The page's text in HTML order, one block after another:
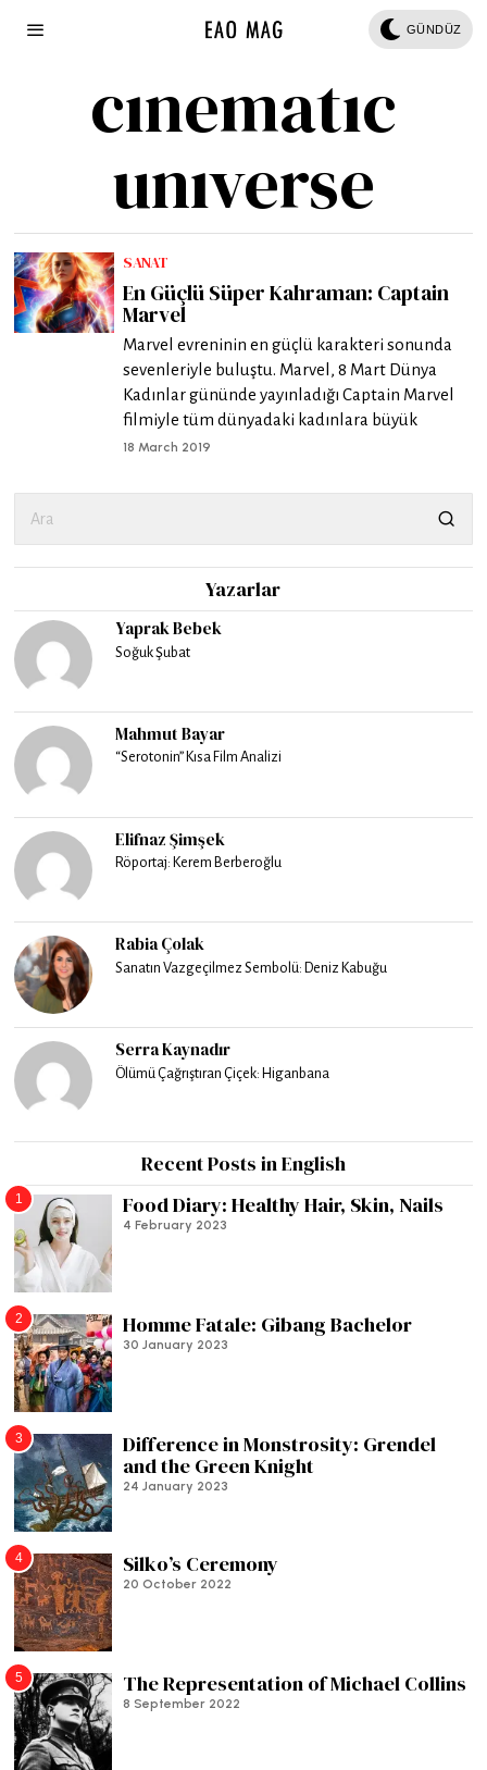
GÜNDÜZ
cınematıc
unıverse
SANAT
En Güçlü Süper Kahraman: Captain
Marvel
Marvel evreninin en güçlü karakteri sonunda
sevenleriyle buluştu. Marvel, 8 Mart Dünya
Kadınlar gününde yayınladığı Captain Marvel
filmiyle tüm dünyadaki kadınlara büyük
18 March 2019
Yazarlar
Yaprak Bebek
Soğuk Şubat
Mahmut Bayar
“Serotonin” Kısa Film Analizi
Elifnaz Şimşek
Röportaj: Kerem Berberoğlu
Rabia Çolak
Sanatın Vazgeçilmez Sembolü: Deniz Kabuğu
Serra Kaynadır
Ölümü Çağrıştıran Çiçek: Higanbana
Recent Posts in English
1 Food Diary: Healthy Hair, Skin, Nails
4 February 2023
2 Homme Fatale: Gibang Bachelor
30 January 2023
3
Difference in Monstrosity: Grendel
and the Green Knight
24 January 2023
4 Silko’s Ceremony
20 October 2022
5 The Representation of Michael Collins
8 September 2022